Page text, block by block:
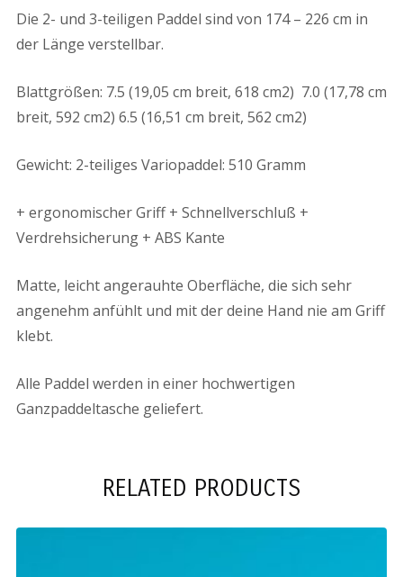
Die 2- und 3-teiligen Paddel sind von 174 – 226 cm in
der Länge verstellbar.
Blattgrößen: 7.5 (19,05 cm breit, 618 cm2) 7.0 (17,78 cm
breit, 592 cm2) 6.5 (16,51 cm breit, 562 cm2)
Gewicht: 2-teiliges Variopaddel: 510 Gramm
+ ergonomischer Griff + Schnellverschluß +
Verdrehsicherung + ABS Kante
Matte, leicht angerauhte Oberfläche, die sich sehr
angenehm anfühlt und mit der deine Hand nie am Griff
klebt.
Alle Paddel werden in einer hochwertigen
Ganzpaddeltasche geliefert.
RELATED PRODUCTS